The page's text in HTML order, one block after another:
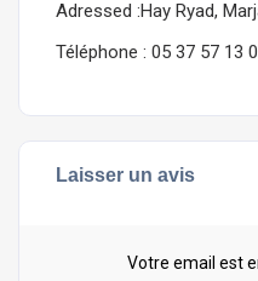
Adressed :Hay Ryad,
Téléphone : 05 37 57 13
Laisser un avis
Votre email est